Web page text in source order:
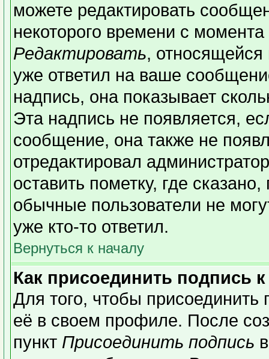
можете редактировать
некоторого времени с
Редактировать,
уже ответил на ваше
надпись, она показывает
Эта надпись не появляется,
сообщение, она также не
отредактировал
оставить пометку, где
обычные пользователи не
уже кто-то ответил.
Вернуться к началу
Как присоединить подпись
Для того, чтобы
её в своем профиле. После
пункт Присоединить подпись